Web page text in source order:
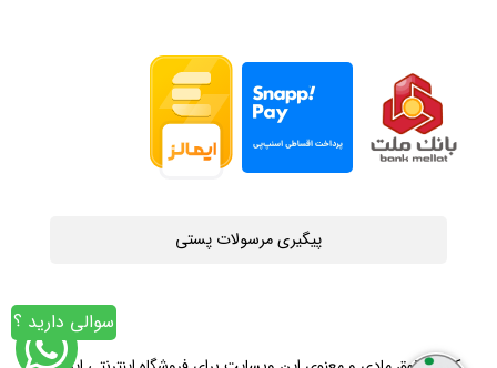
پیگیری مرسولات پستی
سوالی دارید ؟